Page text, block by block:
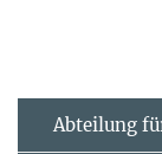
Abteilung